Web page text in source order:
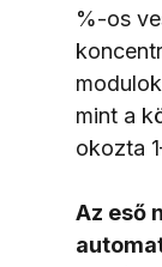
%-os
mint a
okozta
Az eső